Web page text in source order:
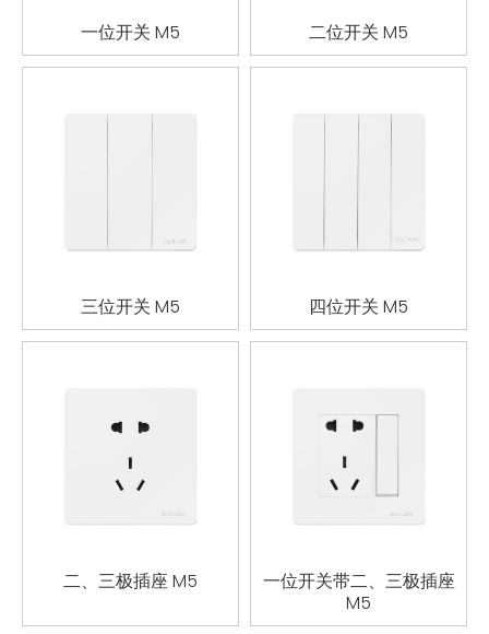
一位开关 M5 二位开关 M5
三位开关 M5 四位开关 M5
二、三极插座 M5
一位开关带二、三极插座
M5